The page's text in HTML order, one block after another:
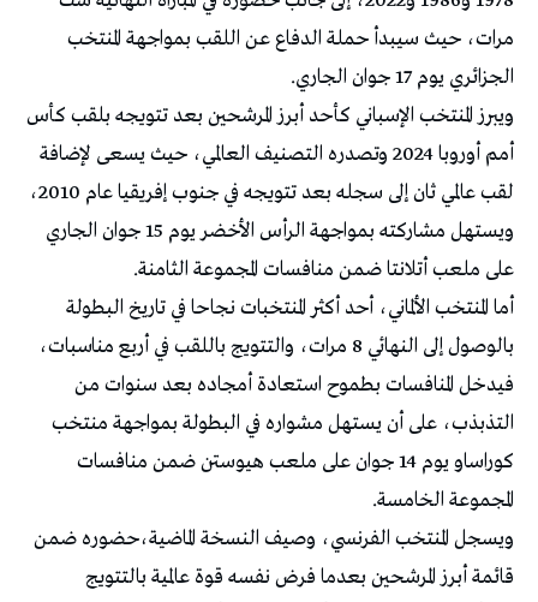
مرات، حيث سيبدأ حملة الدفاع عن اللقب بمواجهة المنتخب
الجزائري يوم 17 جوان الجاري.
ويبرز المنتخب الإسباني كأحد أبرز المرشحين بعد تتويجه بلقب كأس
أمم أوروبا 2024 وتصدره التصنيف العالمي، حيث يسعى لإضافة
لقب عالمي ثان إلى سجله بعد تتويجه في جنوب إفريقيا عام 2010،
ويستهل مشاركته بمواجهة الرأس الأخضر يوم 15 جوان الجاري
على ملعب أتلانتا ضمن منافسات المجموعة الثامنة.
أما المنتخب الألماني، أحد أكثر المنتخبات نجاحا في تاريخ البطولة
بالوصول إلى النهائي 8 مرات، والتتويج باللقب في أربع مناسبات،
فيدخل المنافسات بطموح استعادة أمجاده بعد سنوات من
التذبذب، على أن يستهل مشواره في البطولة بمواجهة منتخب
كوراساو يوم 14 جوان على ملعب هيوستن ضمن منافسات
المجموعة الخامسة.
ويسجل المنتخب الفرنسي، وصيف النسخة الماضية،حضوره ضمن
قائمة أبرز المرشحين بعدما فرض نفسه قوة عالمية بالتتويج